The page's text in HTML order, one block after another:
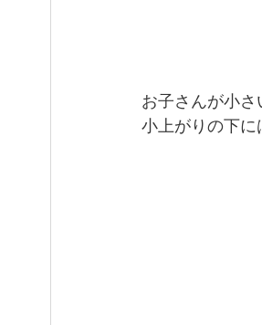
【青のオフィス】東京都江
お子さんが小さ
小上がりの下に